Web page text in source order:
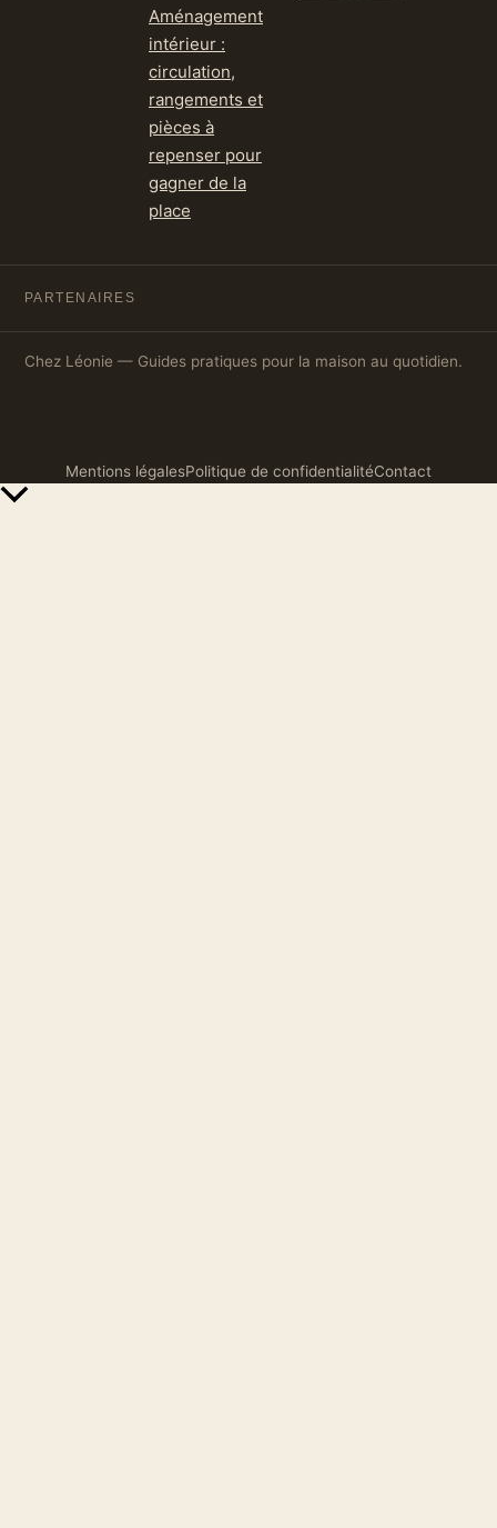
Aménagement
intérieur :
circulation,
rangements et
pièces à
repenser pour
gagner de la
place
PARTENAIRES
Chez Léonie — Guides pratiques pour la maison au quotidien.
Mentions légalesPolitique de confidentialitéContact